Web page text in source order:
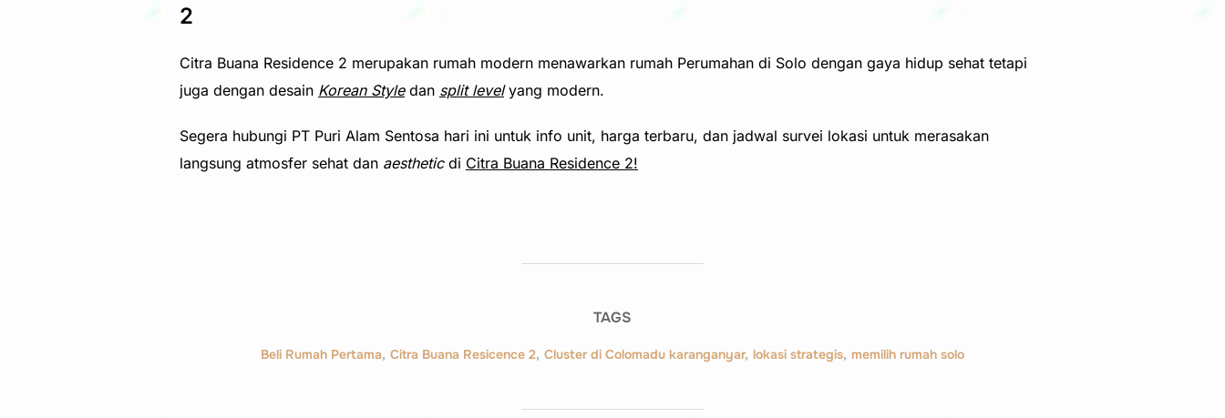
2
Citra Buana Residence 2 merupakan rumah modern menawarkan rumah Perumahan di Solo dengan gaya hidup sehat tetapi
juga dengan desain Korean Styledan split levelyang modern.
Segera hubungi PT Puri Alam Sentosa hari ini untuk info unit, harga terbaru, dan jadwal survei lokasi untuk merasakan
langsung atmosfer sehat dan aestheticdi Citra Buana Residence 2!
TAGS
Beli Rumah Pertama, Citra Buana Resicence 2, Cluster di Colomadu karanganyar, lokasi strategis, memilih rumah solo